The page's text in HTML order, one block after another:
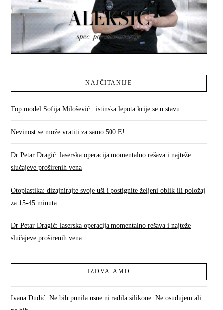
NAJČITANIJE
Top model Sofija Milošević : istinska lepota krije se u stavu
Nevinost se može vratiti za samo 500 E!
Dr Petar Dragić: laserska operacija momentalno rešava i najteže
slučajeve proširenih vena
Otoplastika: dizajnirajte svoje uši i postignite željeni oblik ili položaj
za 15-45 minuta
Dr Petar Dragić: laserska operacija momentalno rešava i najteže
slučajeve proširenih vena
IZDVAJAMO
Ivana Dudić: Ne bih punila usne ni radila silikone. Ne osuđujem ali